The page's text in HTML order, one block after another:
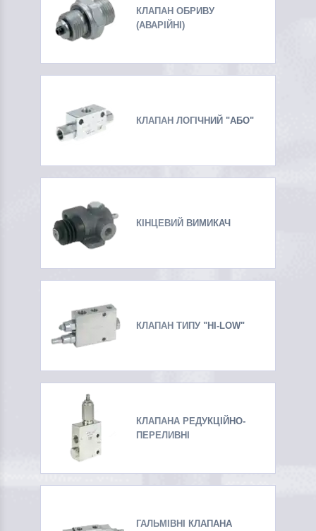
КЛАПАН ОБРИВУ
(АВАРІЙНІ)
КЛАПАН ЛОГІЧНИЙ "АБО"
КІНЦЕВИЙ ВИМИКАЧ
КЛАПАН ТИПУ "HI-LOW"
КЛАПАНА РЕДУКЦІЙНО-
ПЕРЕЛИВНІ
ГАЛЬМІВНІ КЛАПАНА